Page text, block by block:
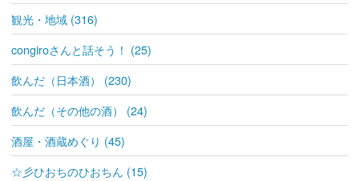
観光・地域 (316)
congiroさんと話そう！ (25)
飲んだ（日本酒） (230)
飲んだ（その他の酒） (24)
酒屋・酒蔵めぐり (45)
☆彡ひおちのひおちん (15)